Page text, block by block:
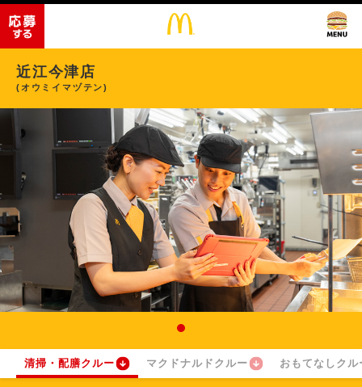
近江今津店
(オウミイマヅテン)
清掃・配膳クルー マクドナルドクルー おもてなしクル